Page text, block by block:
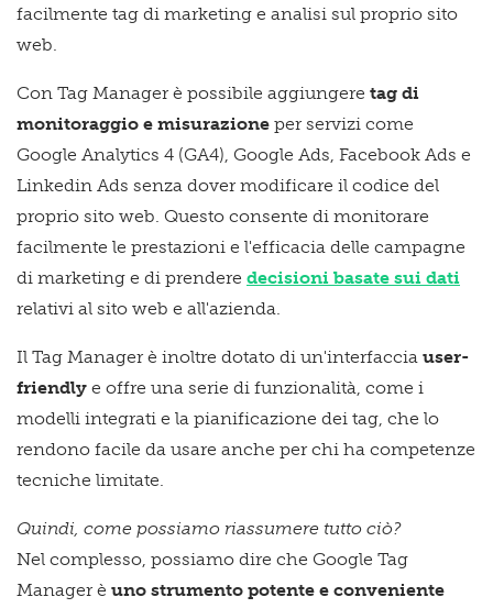
facilmente tag di marketing e analisi sul proprio sito
web.
Con Tag Manager è possibile aggiungere tag di
monitoraggio e misurazione per servizi come
Google Analytics 4 (GA4), Google Ads, Facebook Ads e
Linkedin Ads senza dover modificare il codice del
proprio sito web. Questo consente di monitorare
facilmente le prestazioni e l'efficacia delle campagne
di marketing e di prendere decisioni basate sui dati
relativi al sito web e all'azienda.
Il Tag Manager è inoltre dotato di un'interfaccia user-
friendly e offre una serie di funzionalità, come i
modelli integrati e la pianificazione dei tag, che lo
rendono facile da usare anche per chi ha competenze
tecniche limitate.
Quindi, come possiamo riassumere tutto ciò?
Nel complesso, possiamo dire che Google Tag
Manager è uno strumento potente e conveniente